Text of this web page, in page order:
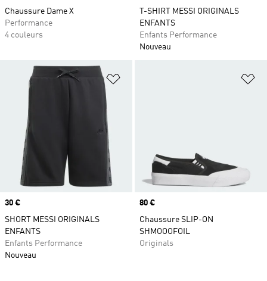
Chaussure Dame X
Performance
4 couleurs
T-SHIRT MESSI ORIGINALS
ENFANTS
Enfants Performance
Nouveau
Ajouter à la Liste de produits
Prix
30 €
SHORT MESSI ORIGINALS
ENFANTS
Enfants Performance
Nouveau
Prix
80 €
Chaussure SLIP-ON
SHMOOOFOIL
Originals